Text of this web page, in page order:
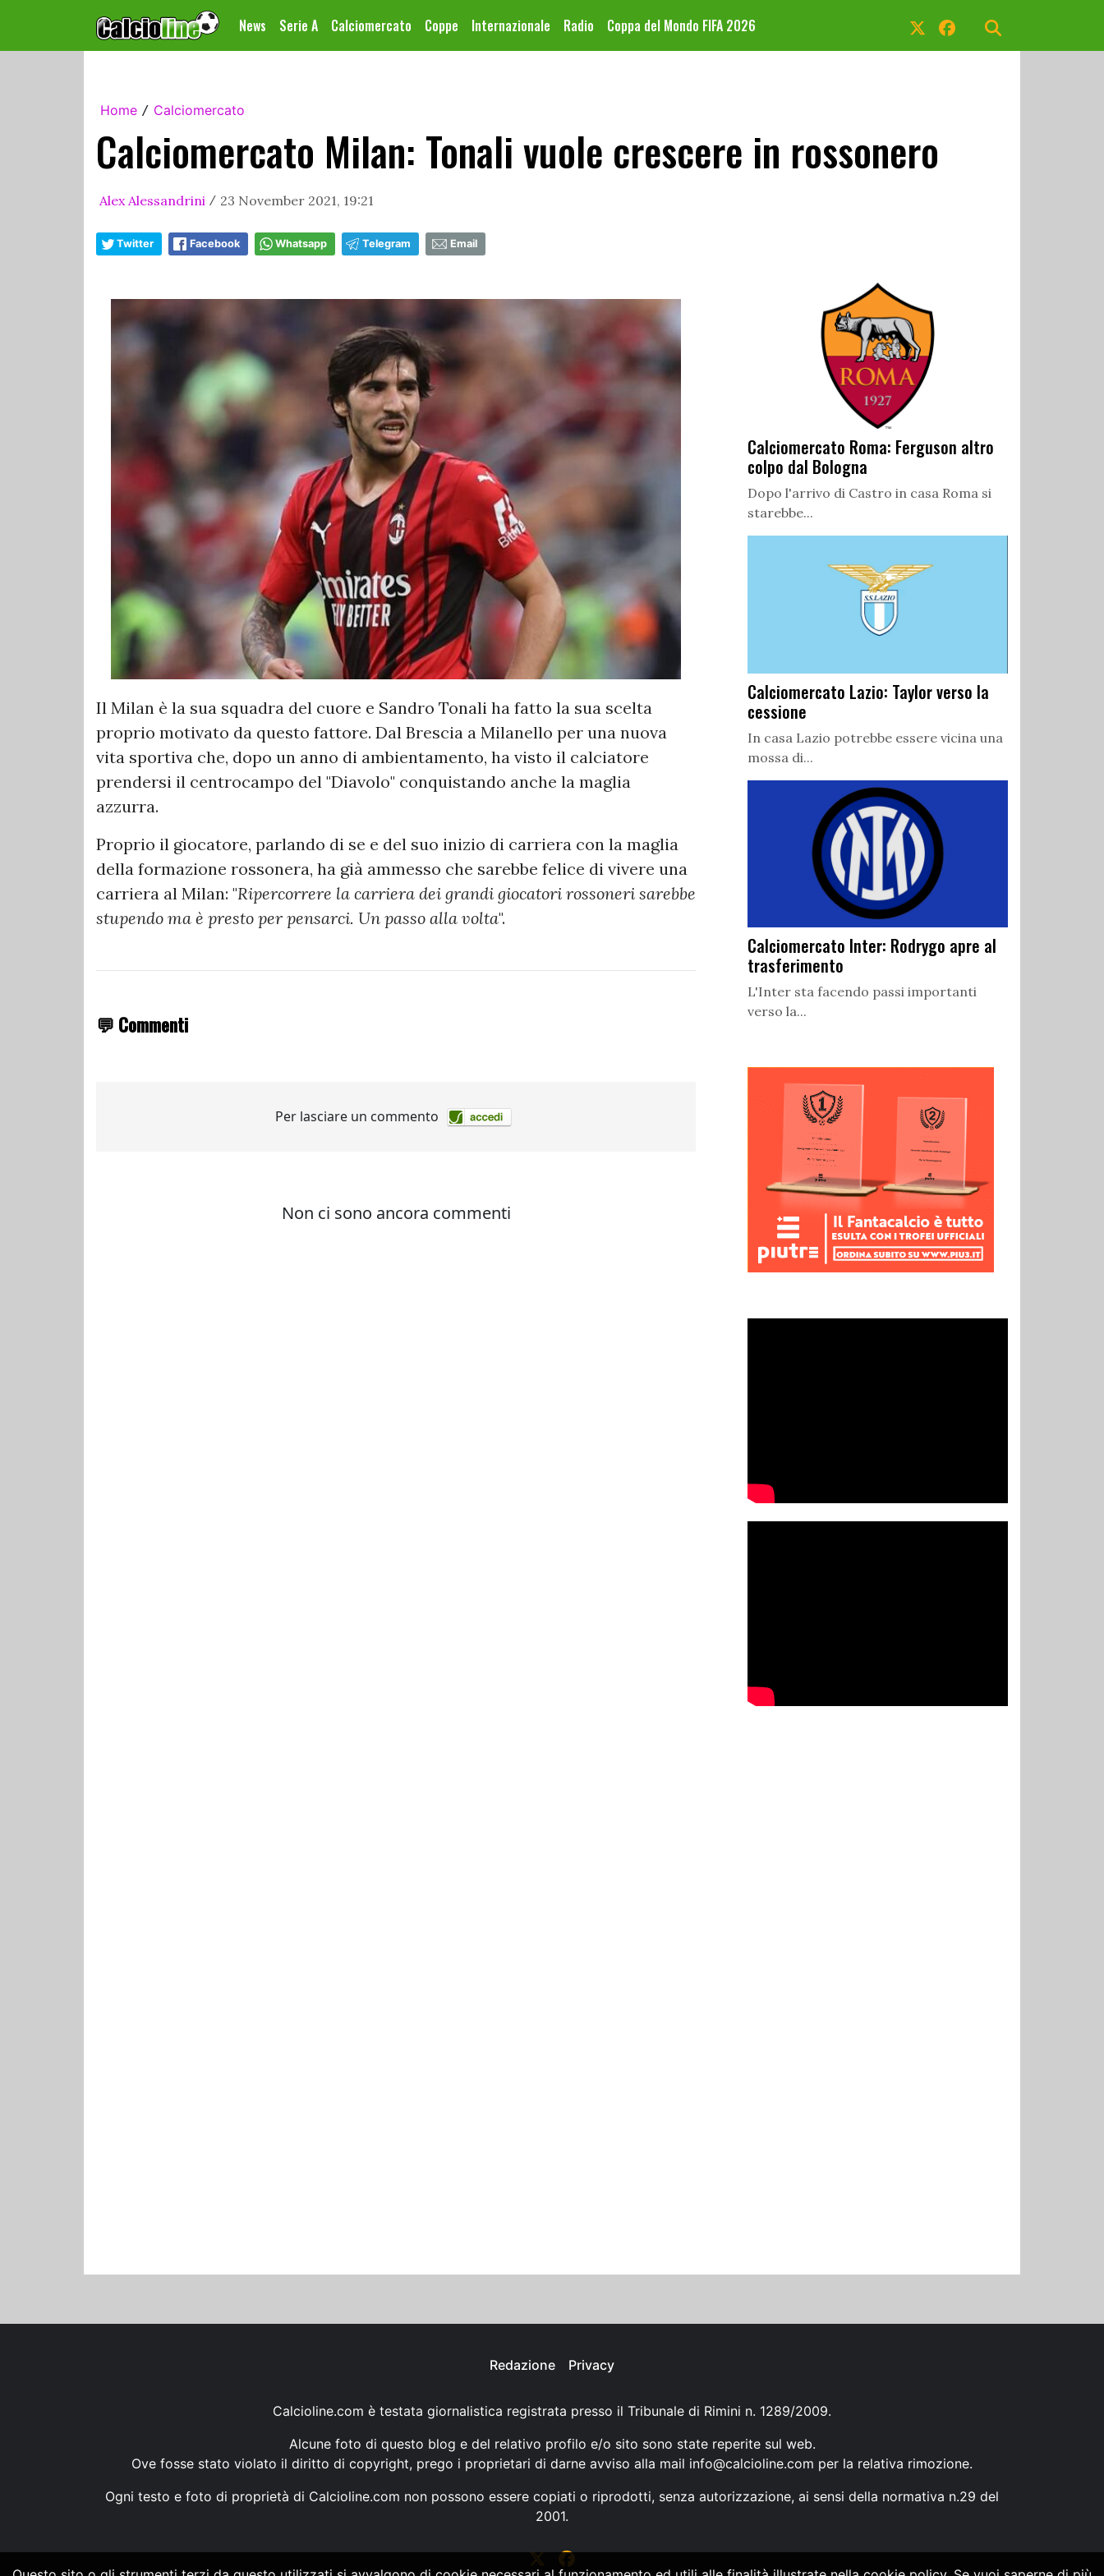
News Serie A Calciomercato Coppe Internazionale Radio Coppa del Mondo FIFA 2026
Home / Calciomercato
Calciomercato Milan: Tonali vuole crescere in rossonero
Alex Alessandrini / 23 November 2021, 19:21
Twitter Facebook Whatsapp Telegram Email
Il Milan è la sua squadra del cuore e Sandro Tonali ha fatto la sua scelta
proprio motivato da questo fattore. Dal Brescia a Milanello per una nuova
vita sportiva che, dopo un anno di ambientamento, ha visto il calciatore
prendersi il centrocampo del "Diavolo" conquistando anche la maglia
azzurra.
Proprio il giocatore, parlando di se e del suo inizio di carriera con la maglia
della formazione rossonera, ha già ammesso che sarebbe felice di vivere una
carriera al Milan: "Ripercorrere la carriera dei grandi giocatori rossoneri sarebbe
stupendo ma è presto per pensarci. Un passo alla volta".
💬 Commenti
Calciomercato Roma: Ferguson altro
colpo dal Bologna
Dopo l'arrivo di Castro in casa Roma si
starebbe...
Calciomercato Lazio: Taylor verso la
cessione
In casa Lazio potrebbe essere vicina una
mossa di...
Calciomercato Inter: Rodrygo apre al
trasferimento
L'Inter sta facendo passi importanti
verso la...
Redazione Privacy
Calcioline.com è testata giornalistica registrata presso il Tribunale di Rimini n. 1289/2009.
Alcune foto di questo blog e del relativo profilo e/o sito sono state reperite sul web.
Ove fosse stato violato il diritto di copyright, prego i proprietari di darne avviso alla mail info@calcioline.com per la relativa rimozione.
Ogni testo e foto di proprietà di Calcioline.com non possono essere copiati o riprodotti, senza autorizzazione, ai sensi della normativa n.29 del
2001.